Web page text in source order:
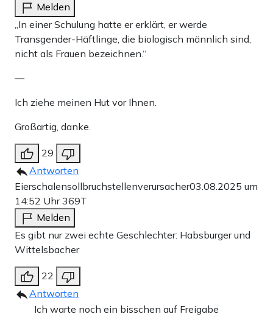
Melden
„In einer Schulung hatte er erklärt, er werde
Transgender-Häftlinge, die biologisch männlich sind,
nicht als Frauen bezeichnen.“
—
Ich ziehe meinen Hut vor Ihnen.
Großartig, danke.
29
Antworten
Eierschalensollbruchstellenverursacher03.08.2025 um
14:52 Uhr369T
Melden
Es gibt nur zwei echte Geschlechter: Habsburger und
Wittelsbacher
22
Antworten
Ich warte noch ein bisschen auf Freigabe